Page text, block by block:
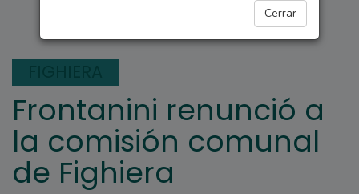
Cerrar
Frontanini renunció a
la comisión comunal
de Fighiera